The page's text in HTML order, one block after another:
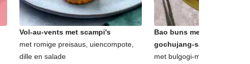
Vol-au-vents met scampi's
met romige preisaus, uiencompote,
dille en salade
Bao buns met halloumi en
gochujang-salade
met bulgogi-mayonaise,